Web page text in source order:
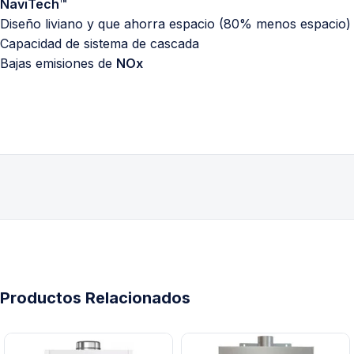
NaviTech™
Diseño liviano y que ahorra espacio (80% menos espacio)
Capacidad de sistema de cascada
Bajas emisiones de NOx
Productos Relacionados